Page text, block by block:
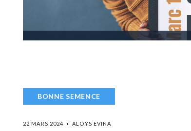
BONNE SEMENCE
22 MARS 2024 ALOYS EVINA